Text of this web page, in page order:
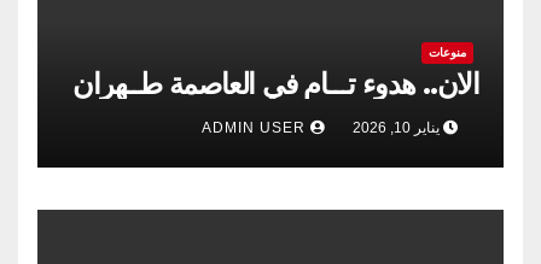
منوعات
الان.. هدوء تـــام في العاصمة طــهران
يناير 10, 2026